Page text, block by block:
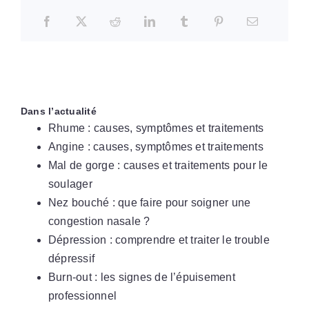
Dans l’actualité
Rhume : causes, symptômes et traitements
Angine : causes, symptômes et traitements
Mal de gorge : causes et traitements pour le
soulager
Nez bouché : que faire pour soigner une
congestion nasale ?
Dépression : comprendre et traiter le trouble
dépressif
Burn-out : les signes de l’épuisement
professionnel